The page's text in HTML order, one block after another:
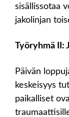
sisällissotaa
jakolinjan
Työryhmä II:
Päivän
keskeisyys
paikalliset